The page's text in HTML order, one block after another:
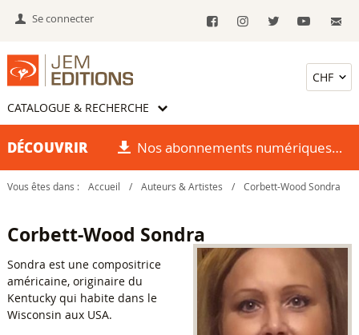
Se connecter
CATALOGUE & RECHERCHE
DÉCOUVRIR Nos abonnements numériques
Vous êtes dans : Accueil / Auteurs & Artistes / Corbett-Wood Sondra
Corbett-Wood Sondra
Sondra est une compositrice
américaine, originaire du
Kentucky qui habite dans le
Wisconsin aux USA.